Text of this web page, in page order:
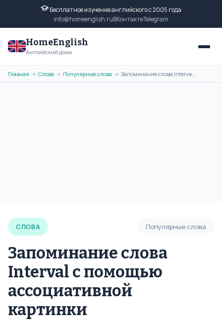
Бесплатное изучение английского с 2005 года
info@homeenglish.ruВКонтактеTelegram
HomeEnglish
Английский дома
Главная → Слова → Популярные слова → Запоминание слова Interval с помощью ассоциативной картинки
СЛОВА Популярные слова
Запоминание слова
Interval с помощью
ассоциативной
картинки